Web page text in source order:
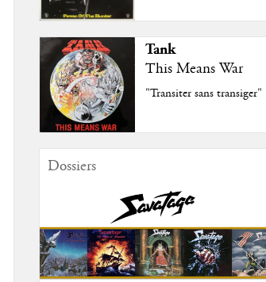
Tank
This Means War
"Transiter sans transiger"
Dossiers